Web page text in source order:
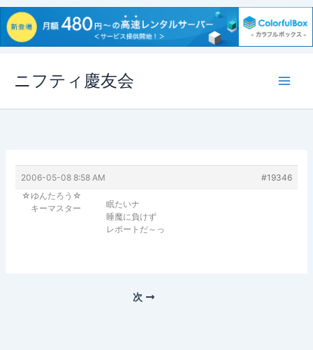
ス
ニフティ慶友会
2006-05-08 8:58 AM
#19346
☆ゆんたろう☆
キーマスター
眠たいナ
睡魔に負けず
レポートだ～っ
次